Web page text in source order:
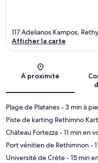
117 Adelianos Kampos,
Afficher la carte
À proximité
Plage de Platanes- 3 min à
Piste de karting Rethimno Kart
Château Fortezza- 11 min en
Port vénitien de Rethimnon-
Université de Crète- 15 min